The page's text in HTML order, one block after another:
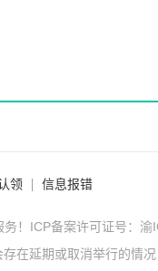
领 信息报错
！ICP备案许可证号： 渝
在延期或取消举行的情